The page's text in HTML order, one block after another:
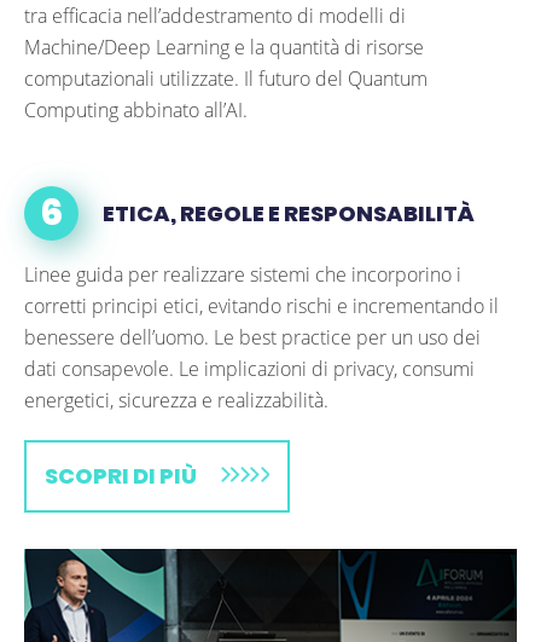
tra efficacia nell’addestramento di modelli di
Machine/Deep Learning e la quantità di risorse
computazionali utilizzate. Il futuro del Quantum
Computing abbinato all’AI.
ETICA, REGOLE E RESPONSABILITÀ
Linee guida per realizzare sistemi che incorporino i
corretti principi etici, evitando rischi e incrementando il
benessere dell’uomo. Le best practice per un uso dei
dati consapevole. Le implicazioni di privacy, consumi
energetici, sicurezza e realizzabilità.
SCOPRI DI PIÙ